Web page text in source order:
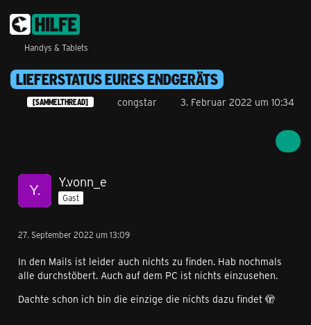
Handys & Tablets
LIEFERSTATUS EURES ENDGERÄTS
[SAMMELTHREAD] congstar 3. Februar 2022 um 10:34
Y.vonn_e
Gast
27. September 2022 um 13:09
In den Mails ist leider auch nichts zu finden. Hab nochmals
alle durchstöbert. Auch auf dem PC ist nichts einzusehen.
Dachte schon ich bin die einzige die nichts dazu findet 🫣